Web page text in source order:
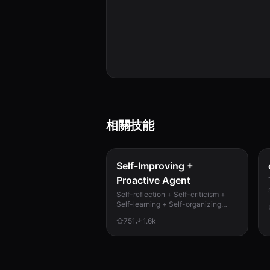
相關技能
Self-Improving +
Proactive Agent
Self-reflection + Self-criticism +
Self-learning + Self-organizing
work, catches mistakes, and
751 1.6k